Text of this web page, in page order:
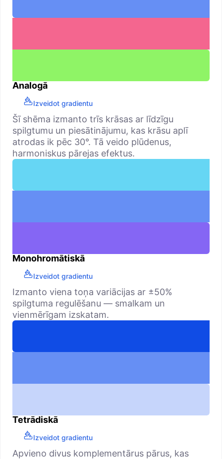
Analogā
Izveidot gradientu
Šī shēma izmanto trīs krāsas ar līdzīgu
spilgtumu un piesātinājumu, kas krāsu aplī
atrodas ik pēc 30°. Tā veido plūdenus,
harmoniskus pārejas efektus.
Monohromātiskā
Izveidot gradientu
Izmanto viena toņa variācijas ar ±50%
spilgtuma regulēšanu — smalkam un
vienmērīgam izskatam.
Tetrādiskā
Izveidot gradientu
Apvieno divus komplementārus pārus, kas